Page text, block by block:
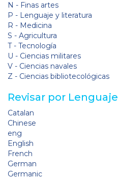
N - Finas artes
P - Lenguaje y literatura
R - Medicina
S - Agricultura
T - Tecnología
U - Ciencias militares
V - Ciencias navales
Z - Ciencias bibliotecológicas
Revisar por Lenguaje
Catalan
Chinese
eng
English
French
German
Germanic